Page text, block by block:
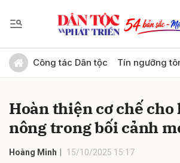
Công tác Dân tộc Tín ngưỡng
Hoàn thiện cơ chế
nông trong bối cảnh
Hoàng Minh 15/10/2025 15:17
Gửi bình luận